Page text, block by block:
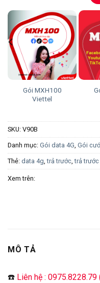
Gói MXH100
Viettel
Gói
SKU: V90B
Danh mục: Gói data 4G, Gói
Thẻ: data 4g,trả trước,trả trước
Xem trên:
MÔ TẢ
☎️ Liên hệ :